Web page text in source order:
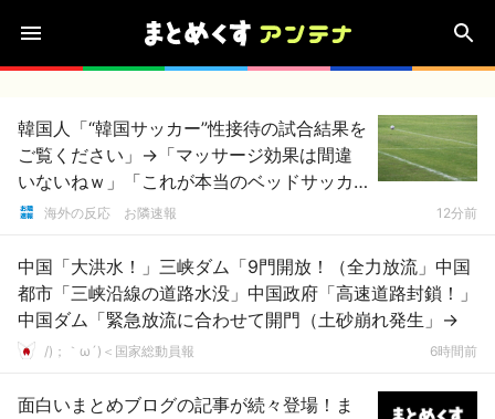
韓国人「“韓国サッカー”性接待の試合結果を
ご覧ください」→「マッサージ効果は間違
いないねｗ」「これが本当のベッドサッカ
ーだ」海外の反応 お隣速報 12分前
中国「大洪水！」三峡ダム「9門開放！（全力放流」中国
都市「三峡沿線の道路水没」中国政府「高速道路封鎖！」
中国ダム「緊急放流に合わせて開門（土砂崩れ発生」→
/)；｀ω´)＜国家総動員報 6時間前
面白いまとめブログの記事が続々登場！ま